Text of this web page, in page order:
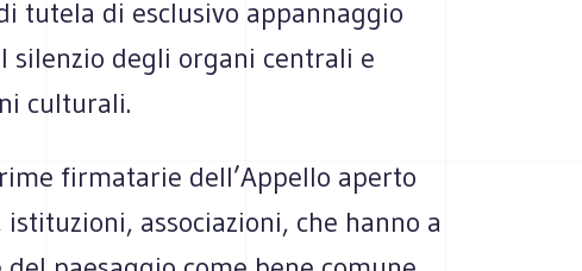
tutela di esclusivo appannaggio
silenzio degli organi centrali e
culturali.
firmatarie dell’Appello aperto
associazioni, che hanno a